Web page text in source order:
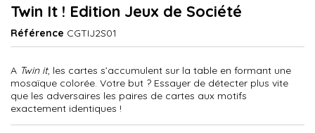
Twin It ! Edition Jeux de Société
Référence CGTIJ2S01
A Twin it, les cartes s’accumulent sur la table en formant une
mosaïque colorée. Votre but ? Essayer de détecter plus vite
que les adversaires les paires de cartes aux motifs
exactement identiques !